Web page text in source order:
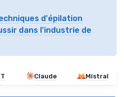
d'épilation
dans l'industrie de
Claude Mistral